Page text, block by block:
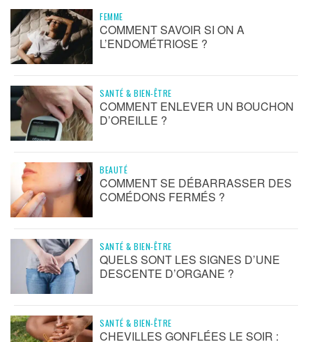
FEMME
COMMENT SAVOIR SI ON A
L’ENDOMÉTRIOSE ?
SANTÉ & BIEN-ÊTRE
COMMENT ENLEVER UN BOUCHON
D’OREILLE ?
BEAUTÉ
COMMENT SE DÉBARRASSER DES
COMÉDONS FERMÉS ?
SANTÉ & BIEN-ÊTRE
QUELS SONT LES SIGNES D’UNE
DESCENTE D’ORGANE ?
SANTÉ & BIEN-ÊTRE
CHEVILLES GONFLÉES LE SOIR :